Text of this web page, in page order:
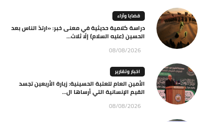
قضايا وآراء
دراسة كلامية حديثية في معنى خبر: «ارتدّ الناس بعد
الحسين (عليه السلام) إلّا ثلاث...
08/08/2026
اخبار وتقارير
الأمين العام للعتبة الحسينية: زيارة الأربعين تجسد
القيم الإنسانية التي أرساها ال...
08/08/2026